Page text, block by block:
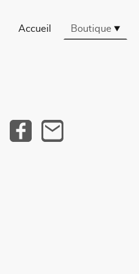
Accueil Boutique